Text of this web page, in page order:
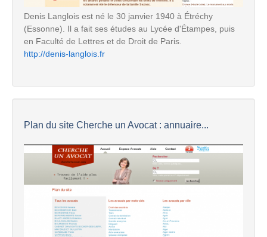
Denis Langlois est né le 30 janvier 1940 à Étréchy
(Essonne). Il a fait ses études au Lycée d'Étampes, puis
en Faculté de Lettres et de Droit de Paris.
http://denis-langlois.fr
Plan du site Cherche un Avocat : annuaire...